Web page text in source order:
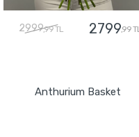
2999,99 TL 2799,99 TL
Anthurium Basket